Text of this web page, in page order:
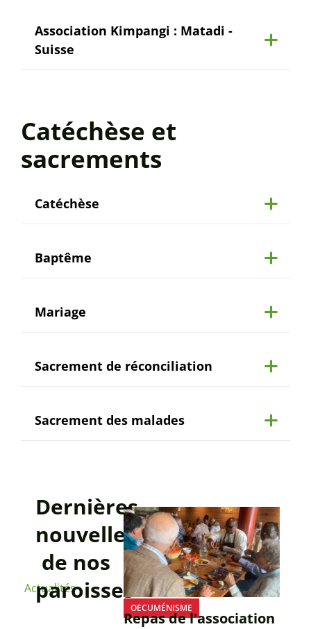
Association Kimpangi : Matadi -
Suisse
Catéchèse et
sacrements
Catéchèse
Baptême
Mariage
Sacrement de réconciliation
Sacrement des malades
Actualités
Dernières
nouvelles
de nos
paroisses
OECUMÉNISME
Repas de l'association